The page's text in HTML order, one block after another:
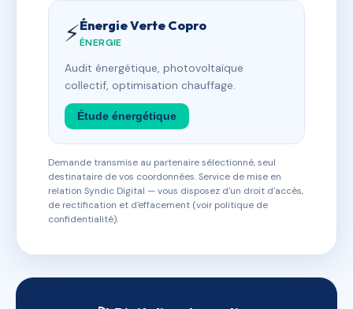
⚡Énergie Verte Copro
ÉNERGIE
Audit énergétique, photovoltaïque
collectif, optimisation chauffage.
Étude énergétique
Demande transmise au partenaire sélectionné, seul
destinataire de vos coordonnées. Service de mise en
relation Syndic Digital — vous disposez d'un droit d'accès,
de rectification et d'effacement (voir politique de
confidentialité).